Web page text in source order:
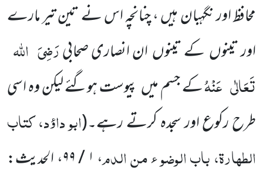
محافظ اور نگہبان ہیں ، چنانچہ اس نے تین تیر مارے
اور تینوں کے تینوں ان انصاری صحابیرَضِیَ اللہ
تَعَالٰی عَنْہُکے جسم میں پیوست ہوگئے لیکن وہ اسی
طرح رکوع اور سجدہ کرتے رہے۔(ابو داؤد، کتاب
الطہارۃ، باب الوضو ء من الدم، ۱ / ۹۹
، الحدیث: